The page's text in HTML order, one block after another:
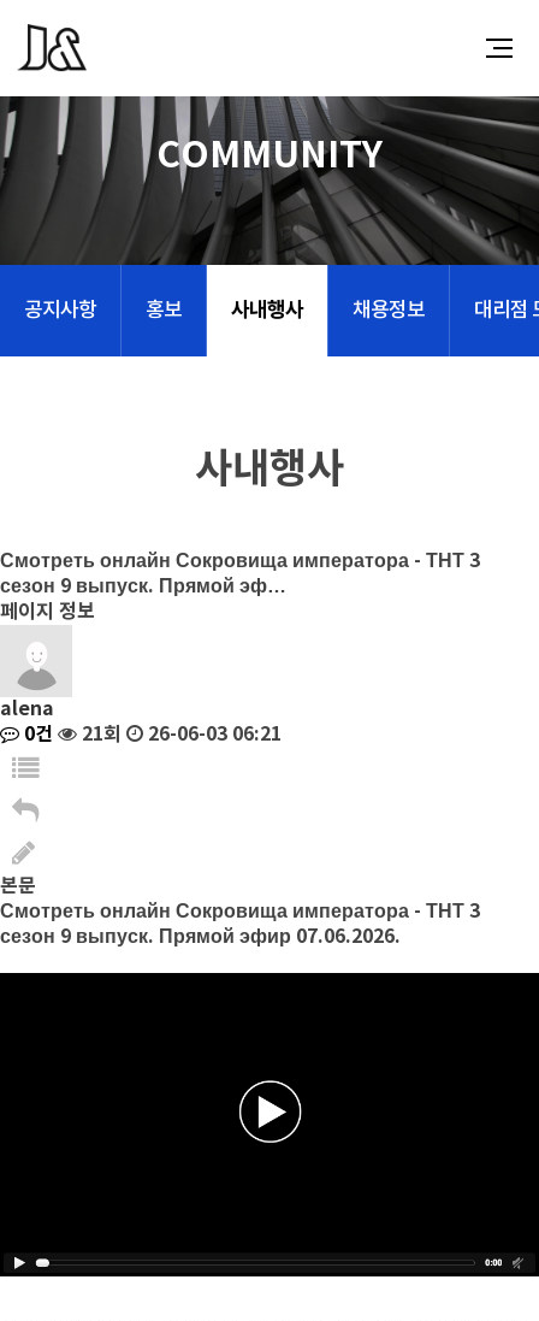
COMMUNITY
공지사항 홍보 사내행사 채용정보 대리점
사내행사
Смотреть онлайн Сокровища императора - ТНТ 3
сезон 9 выпуск. Прямой эф…
페이지 정보
alena
0건
21회 26-06-03 06:21
본문
Смотреть онлайн Сокровища императора - ТНТ 3
сезон 9 выпуск. Прямой эфир 07.06.2026.